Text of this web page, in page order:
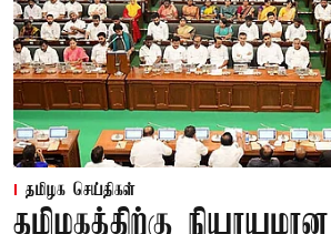
தமிழக செய்திகள்
தமிழகத்திற்கு நியாயமான